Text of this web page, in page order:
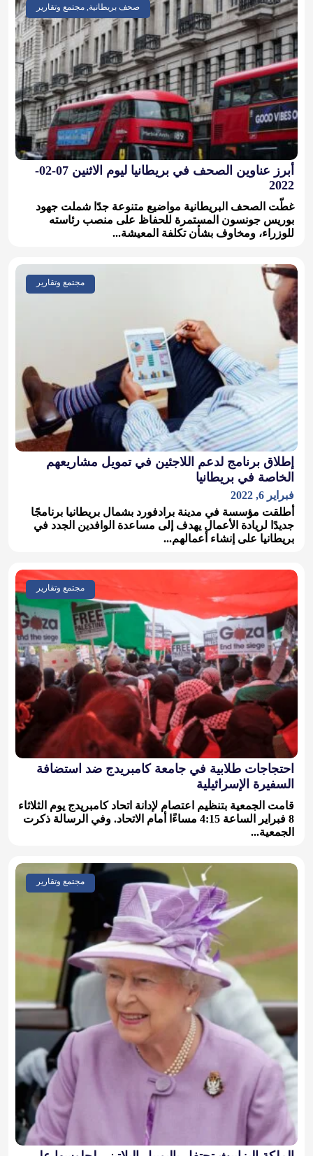
صحف بريطانية, مجتمع وتقارير
أبرز عناوين الصحف في بريطانيا ليوم الاثنين 07-02-
2022
غطّت الصحف البريطانية مواضيع متنوعة جدًا شملت جهود
بوريس جونسون المستمرة للحفاظ على منصب رئاسته
للوزراء، ومخاوف بشأن تكلفة المعيشة...
مجتمع وتقارير
‎‎إطلاق برنامج لدعم اللاجئين في تمويل مشاريعهم
الخاصة في بريطانيا
فبراير 6, 2022
أطلقت مؤسسة في مدينة برادفورد بشمال بريطانيا برنامجًا
جديدًا لريادة الأعمال يهدف إلى مساعدة الوافدين الجدد في
بريطانيا على إنشاء أعمالهم...
مجتمع وتقارير
احتجاجات طلابية في جامعة كامبريدج ضد استضافة
السفيرة الإسرائيلية
قامت الجمعية بتنظيم اعتصام لإدانة اتحاد كامبريدج يوم الثلاثاء
8 فبراير الساعة 4:15 مساءًا أمام الاتحاد. وفي الرسالة ذكرت
الجمعية...
مجتمع وتقارير